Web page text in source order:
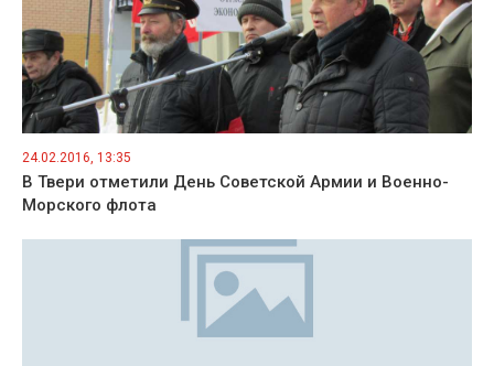
24.02.2016, 13:35
В Твери отметили День Советской Армии и Военно-
Морского флота